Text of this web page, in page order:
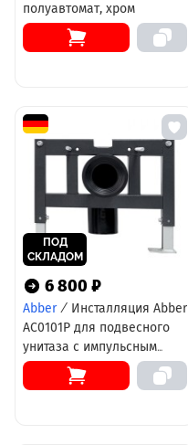
полуавтомат, хром
ПОД
СКЛАДОМ
6 800 ₽
Abber / Инсталляция Abber
AC0101P для подвесного
унитаза с импульсным
смывом